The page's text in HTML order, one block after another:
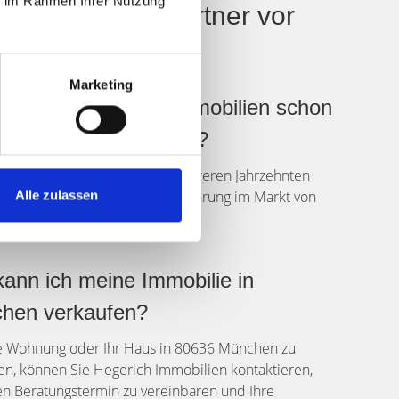
Marketing
Alle zulassen
Immobilienpartner vor
ist Hegerich Immobilien schon
tätig?
Immobilien verkauft seit mehreren Jahrzehnten
und hat umfangreiche Erfahrung im Markt von
ich meine Immobilie in
verkaufen?
Wohnung oder Ihr Haus in 80636 München zu
können Sie Hegerich Immobilien kontaktieren,
Beratungstermin zu vereinbaren und Ihre